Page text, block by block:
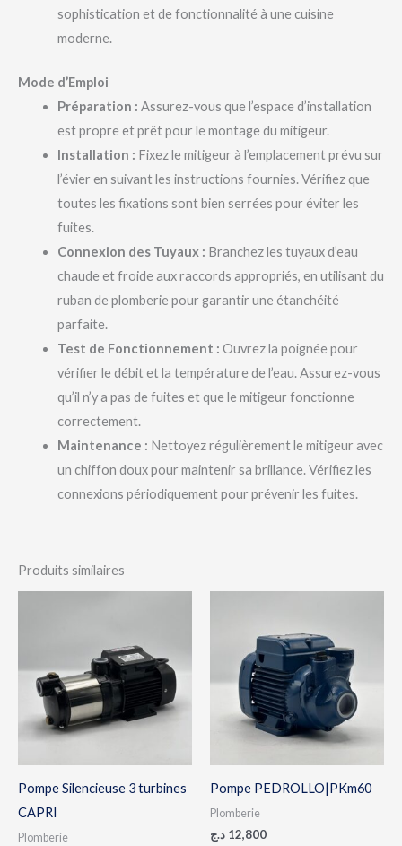
sophistication et de fonctionnalité à une cuisine
moderne.
Mode d’Emploi
Préparation : Assurez-vous que l’espace d’installation
est propre et prêt pour le montage du mitigeur.
Installation : Fixez le mitigeur à l’emplacement prévu sur
l’évier en suivant les instructions fournies. Vérifiez que
toutes les fixations sont bien serrées pour éviter les
fuites.
Connexion des Tuyaux : Branchez les tuyaux d’eau
chaude et froide aux raccords appropriés, en utilisant du
ruban de plomberie pour garantir une étanchéité
parfaite.
Test de Fonctionnement : Ouvrez la poignée pour
vérifier le débit et la température de l’eau. Assurez-vous
qu’il n’y a pas de fuites et que le mitigeur fonctionne
correctement.
Maintenance : Nettoyez régulièrement le mitigeur avec
un chiffon doux pour maintenir sa brillance. Vérifiez les
connexions périodiquement pour prévenir les fuites.
Produits similaires
Pompe Silencieuse 3 turbines
CAPRI
Plomberie
Pompe PEDROLLO|PKm60
Plomberie
12,800 د.ج